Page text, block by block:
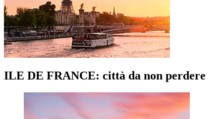
ILE DE FRANCE: città da non perdere